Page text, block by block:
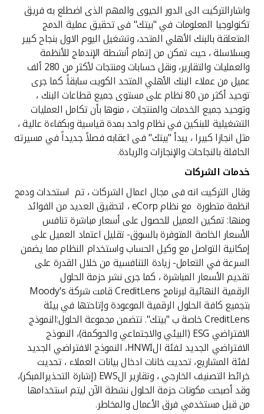
واشارالتركيت الى الدور الحيوى والمهم الذى اضطلع به فريق
تكنولوجيا المعلومات في "بيتك" فى تحقيق عملية الدمج
المتعلقة بالبنك الأهلي المتحد، وتشغيل اليوم الاول بنجاح كبير
وبسلاسلة ، حيث تمكن من إتمام أنشطة الإندماج للأنظمة
والعمليات والتقارير، ونقل حسابات ومنتجات لأكثر من 280 ألف
عميل من عملاء البنك الأهلي المتحد الكويت سابقاً. كما جرى
توحيد أكثر من 80 نظام على مستوى جميع قطاعات البنك ،
وتوحيد جميع الخدمات والمنتجات ، منوها بأن تكامل العمليات
التشغيلية للبنكين في نظام واحد بمدة قياسية وبكفاءة عالية ،
مثل انجازا كبيرا ، يبدأ "بيتك" فى اعقابه فصلاً جديداً في مسيرته
الحافلة بالنجاحات والإنجازات والريادة.
خدمات الشركات
وقال التركيت انه فى مجال اعمال الشركات ، تم استحداث ودمج
انظمة متطورة مع نظام eCorp ، لتحقيق العديد من الفوائد
ومنها: تمكين العميل للحصول على أسعار مباشرة تنافس
الأسعار الخاصة المتوفرة بالسوق- تقليل اعتماد العميل على
إمكانية التواصل مع وكيل الحساب واستخدام النظام مما يضمن
السرعة في التعامل- زيادة التنافسية من خلال القدرة على
تقديم الأسعار المباشرة ، كما جرى نشر حزمة الحلول
الرقمية النهائية لبرنامج CreditLens قامت شركة Moody's
بتجميع كافة الحلول الرقمية الموعودة وإتاحتها في بيئة
CreditLens خاصة ب "بيتك". تتضمن مجموعة الحلول:النموذج
الافتراضي ESG (البيئي والاجتماعي والحوكمة)، النموذج
الافتراضي الجديد لـفئة الHNWI، النموذج الافتراضي الجديد
لـفئة المشاريع، تحديث خانات ادخال بيانات العملاء ، تحديث
خرائط التصنيف الخارجي ، وتقارير الEWS (إشارة التحذيرالمبكر)،
وقد أصبحت مكونات حزمة الحلول نشطة الآن ليتم استخدامها
من قبل مستخدمي فرق الأعمال والمخاطر.